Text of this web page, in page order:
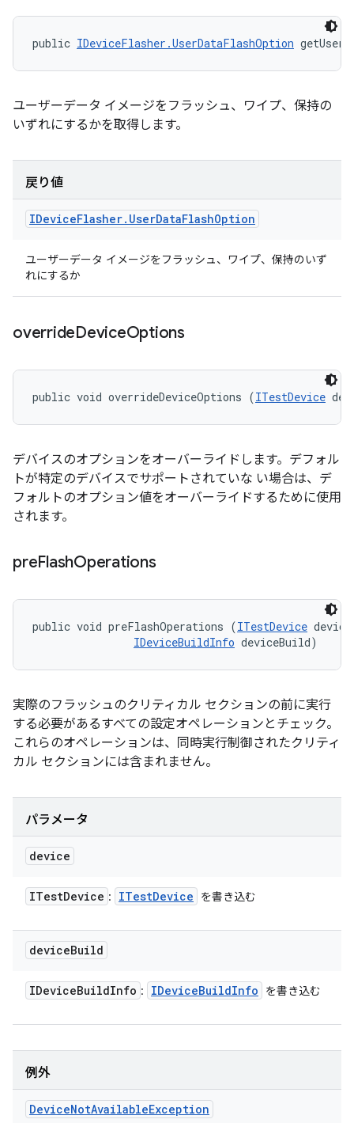
public IDeviceFlasher.UserDataFlashOption
ユーザーデータ イメージをフラッシュ、ワイプ、保持の
いずれにするかを取得します。
戻り値
IDeviceFlasher. UserDataFlashOption
ユーザーデータ イメージをフラッシュ、ワイプ、保持のいず
れにするか
overrideDeviceOptions
public void overrideDeviceOptions (ITestDevice
デバイスのオプションをオーバーライドします。デフォル
トが特定のデバイスでサポートされていな い場合は、デ
フォルトのオプション値をオーバーライドするために使用
されます。
preFlashOperations
public void preFlashOperations (ITestDevice
IDeviceBuildInfo deviceBuild)
実際のフラッシュのクリティカル セクションの前に実行
する必要があるすべての設定オペレーションとチェック。
これらのオペレーションは、同時実行制御されたクリティ
カル セクションには含まれません。
パラメータ
device
ITestDevice : ITestDevice を書き込む
deviceBuild
IDeviceBuildInfo : IDeviceBuildInfo を書き込む
例外
DeviceNotAvailableException